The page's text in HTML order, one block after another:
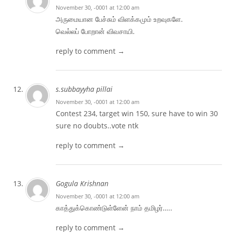
November 30, -0001 at 12:00 am
அருமையான பேச்சும் விளக்கமும் உறவுகளே.
வெல்லப் போறான் விவசாயி.
reply to comment →
s.subbayyha pillai
November 30, -0001 at 12:00 am
Contest 234, target win 150, sure have to win 30
sure no doubts..vote ntk
reply to comment →
Gogula Krishnan
November 30, -0001 at 12:00 am
காத்துக்கொண்டுள்ளேன் நாம் தமிழர்…..
reply to comment →